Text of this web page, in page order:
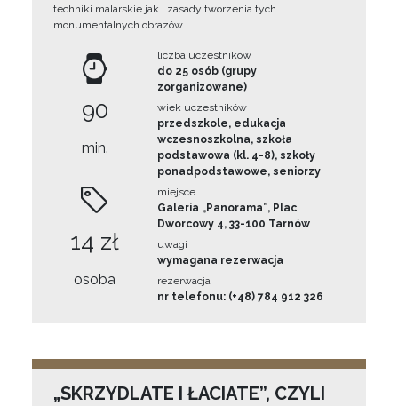
techniki malarskie jak i zasady tworzenia tych
monumentalnych obrazów.
90
min.
14 zł
osoba
liczba uczestników
do 25 osób (grupy
zorganizowane)
wiek uczestników
przedszkole, edukacja
wczesnoszkolna, szkoła
podstawowa (kl. 4-8), szkoły
ponadpodstawowe, seniorzy
miejsce
Galeria „Panorama”, Plac
Dworcowy 4, 33-100 Tarnów
uwagi
wymagana rezerwacja
rezerwacja
nr telefonu: (+48) 784 912 326
„SKRZYDLATE I ŁACIATE”, CZYLI